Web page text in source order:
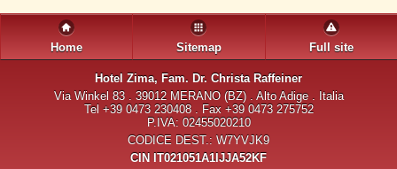
Home Sitemap Full site
Hotel Zima, Fam. Dr. Christa Raffeiner
Via Winkel 83 . 39012 MERANO (BZ) . Alto Adige . Italia
Tel +39 0473 230408 . Fax +39 0473 275752
P.IVA: 02455020210
CODICE DEST.: W7YVJK9
CIN IT021051A1IJJA52KF